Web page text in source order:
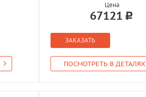
Цена
67121
ЗАКАЗАТЬ
ПОСМОТРЕТЬ В ДЕТАЛЯХ